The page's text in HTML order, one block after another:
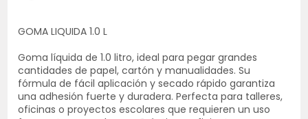
GOMA LIQUIDA 1.0 L
Goma líquida de 1.0 litro, ideal para pegar grandes
cantidades de papel, cartón y manualidades. Su
fórmula de fácil aplicación y secado rápido garantiza
una adhesión fuerte y duradera. Perfecta para talleres,
oficinas o proyectos escolares que requieren un uso